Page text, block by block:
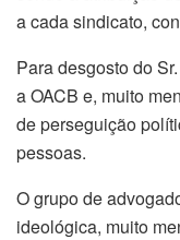
a cada sindicato,
Para desgosto do
a OACB e, muito
de perseguição
pessoas.
O grupo de
ideológica, muito